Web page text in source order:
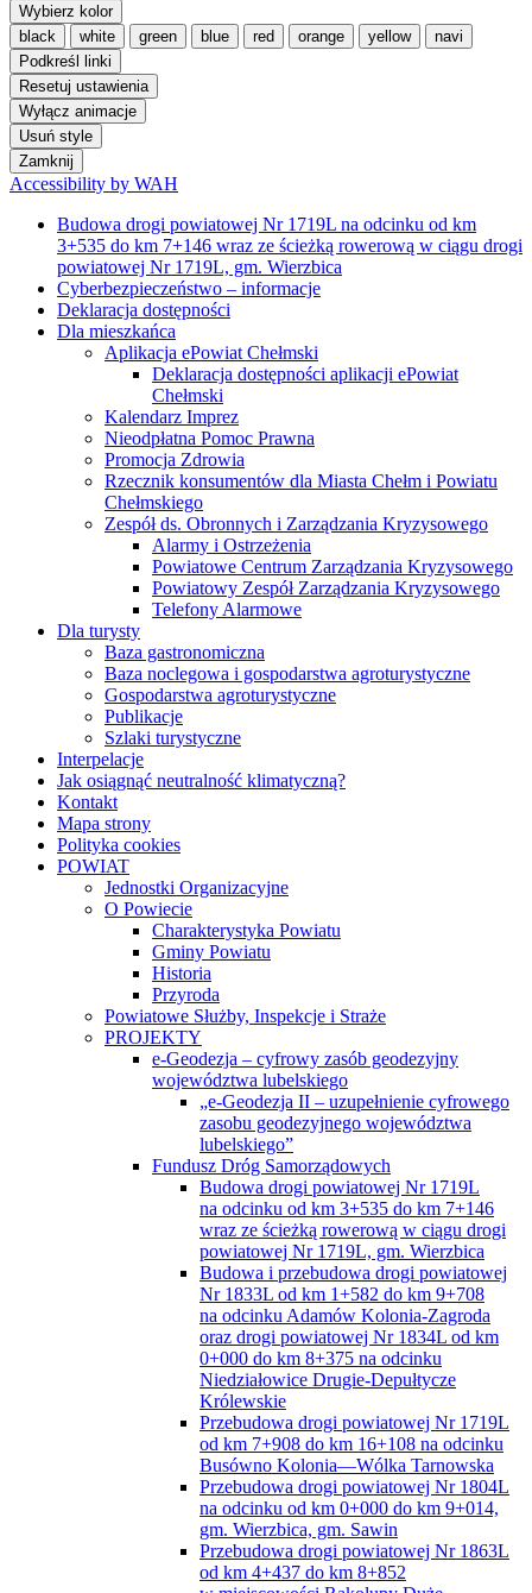
Wybierz kolor
black
white green blue red orange yellow
navi
Podkreśl linki
Resetuj ustawienia
Wyłącz animacje
Usuń style
Zamknij
Accessibility by WAH
Budowa drogi powiatowej Nr 1719L na odcinku od km
3+535 do km 7+146 wraz ze ścieżką rowerową w ciągu drogi
powiatowej Nr 1719L, gm. Wierzbica
Cyberbezpieczeństwo – informacje
Deklaracja dostępności
Dla mieszkańca
Aplikacja ePowiat Chełmski
Deklaracja dostępności aplikacji ePowiat
Chełmski
Kalendarz Imprez
Nieodpłatna Pomoc Prawna
Promocja Zdrowia
Rzecznik konsumentów dla Miasta Chełm i Powiatu
Chełmskiego
Zespół ds. Obronnych i Zarządzania Kryzysowego
Alarmy i Ostrzeżenia
Powiatowe Centrum Zarządzania Kryzysowego
Powiatowy Zespół Zarządzania Kryzysowego
Telefony Alarmowe
Dla turysty
Baza gastronomiczna
Baza noclegowa i gospodarstwa agroturystyczne
Gospodarstwa agroturystyczne
Publikacje
Szlaki turystyczne
Interpelacje
Jak osiągnąć neutralność klimatyczną?
Kontakt
Mapa strony
Polityka cookies
POWIAT
Jednostki Organizacyjne
O Powiecie
Charakterystyka Powiatu
Gminy Powiatu
Historia
Przyroda
Powiatowe Służby, Inspekcje i Straże
PROJEKTY
e-Geodezja – cyfrowy zasób geodezyjny
województwa lubelskiego
„e-Geodezja II – uzupełnienie cyfrowego
zasobu geodezyjnego województwa
lubelskiego”
Fundusz Dróg Samorządowych
Budowa drogi powiatowej Nr 1719L
na odcinku od km 3+535 do km 7+146
wraz ze ścieżką rowerową w ciągu drogi
powiatowej Nr 1719L, gm. Wierzbica
Budowa i przebudowa drogi powiatowej
Nr 1833L od km 1+582 do km 9+708
na odcinku Adamów Kolonia-Zagroda
oraz drogi powiatowej Nr 1834L od km
0+000 do km 8+375 na odcinku
Niedziałowice Drugie-Depułtycze
Królewskie
Przebudowa drogi powiatowej Nr 1719L
od km 7+908 do km 16+108 na odcinku
Busówno Kolonia—Wólka Tarnowska
Przebudowa drogi powiatowej Nr 1804L
na odcinku od km 0+000 do km 9+014,
gm. Wierzbica, gm. Sawin
Przebudowa drogi powiatowej Nr 1863L
od km 4+437 do km 8+852